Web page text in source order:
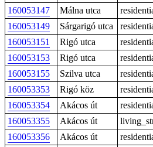
160053147 Málna utca
160053149
Sárgarigó utca
160053151
Rigó utca
160053153
Rigó utca
160053155
Szilva utca
160053353
Rigó köz
160053354
Akácos út
160053355
Akácos út
160053356
Akácos út